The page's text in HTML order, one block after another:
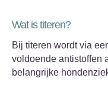
Wat is titeren?
Bij titeren wordt via
voldoende antistoffen
belangrijke